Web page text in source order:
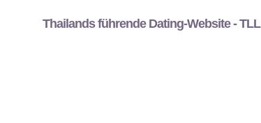
Thailands führende Dating-Website - TLL